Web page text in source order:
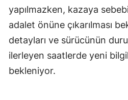
yapılmazken, kazaya
adalet önüne çıkarılması
detayları ve sürücünün
ilerleyen saatlerde yeni
bekleniyor.